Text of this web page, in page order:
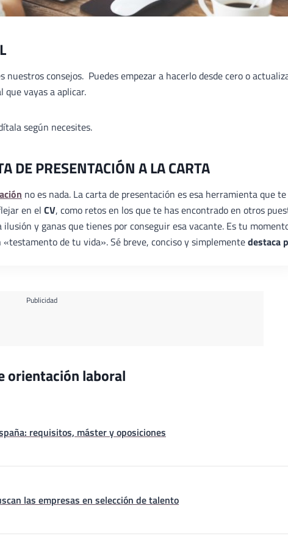
nuestros consejos. Puedes empezar a hacerlo desde cero o
que vayas a aplicar.
según necesites.
DE PRESENTACIÓN A LA CARTA
no es nada. La carta de presentación es esa herramienta que te
en el CV, como retos en los que te has encontrado en otros
y ganas que tienes por conseguir esa vacante. Es tu
de tu vida». Sé breve, conciso y simplementedestaca
Publicidad
orientación laboral
requisitos, máster y oposiciones
las empresas en selección de talento